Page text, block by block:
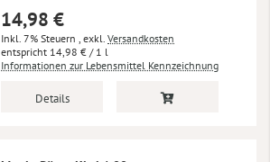
14,98 €
Inkl. 7% Steuern , exkl. Versandkosten
14,98 € / 1 l
Informationen zur Lebensmittel Kennzeichnung
Details